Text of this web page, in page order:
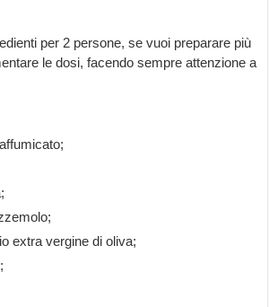
per 2 persone, se vuoi preparare più
le dosi, facendo sempre attenzione a
extra vergine di oliva;